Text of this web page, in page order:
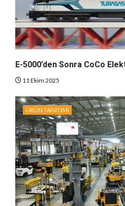
E-5000’den Sonra CoCo
11 Ekim 2025
ÜRÜN TANITIMI